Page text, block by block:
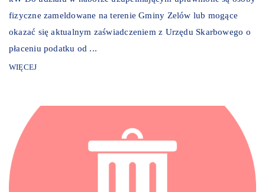
fizyczne zameldowane na terenie Gminy Zelów lub mogące
okazać się aktualnym zaświadczeniem z Urzędu Skarbowego o
płaceniu podatku od ...
WIĘCEJ